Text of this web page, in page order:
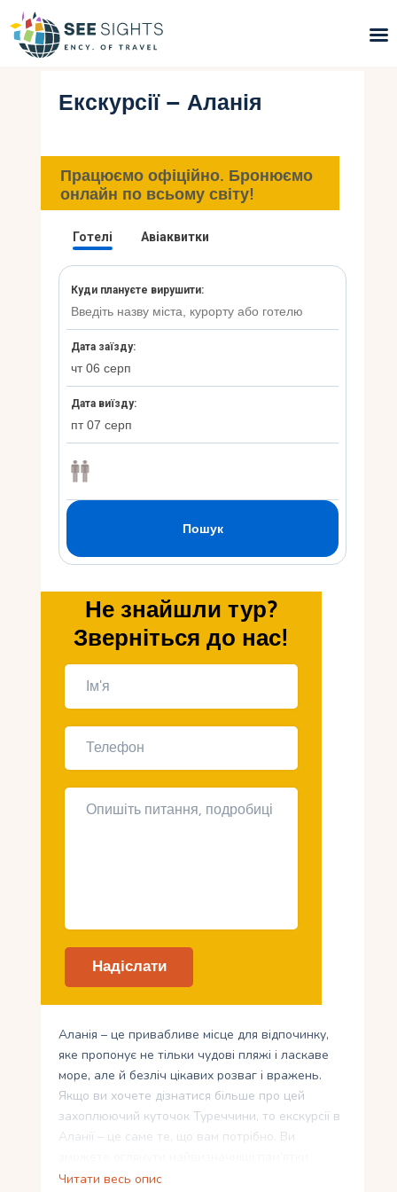
Пошук турів
Типи Турів
Країни
Інфо
Контакти
Екскурсії – Аланія
Працюємо офіційно. Бронюємо
онлайн по всьому світу!
Не знайшли тур?
Зверніться до нас!
Аланія – це привабливе місце для відпочинку,
яке пропонує не тільки чудові пляжі і ласкаве
море, але й безліч цікавих розваг і вражень.
Якщо ви хочете дізнатися більше про цей
захоплюючий куточок Туреччини, то екскурсії в
Аланії – це саме те, що вам потрібно. Ви
минулого, відвідати захоплюючі музеї та галереї
Читати весь опис